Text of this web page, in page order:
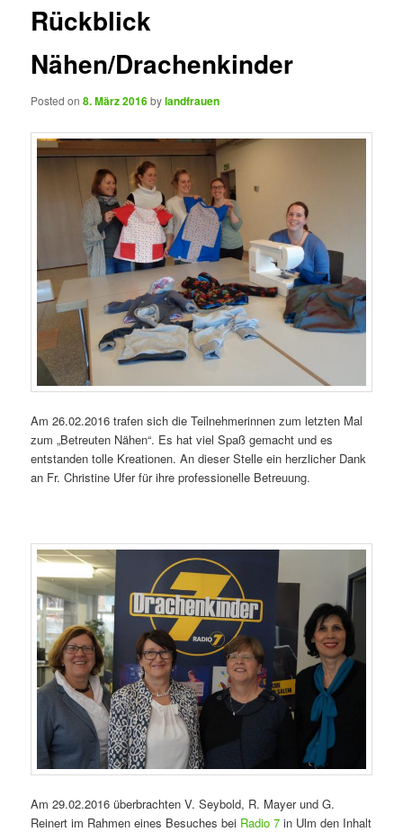
Rückblick
Nähen/Drachenkinder
Posted on8. März 2016bylandfrauen
Am 26.02.2016 trafen sich die Teilnehmerinnen zum letzten Mal
zum „Betreuten Nähen“. Es hat viel Spaß gemacht und es
entstanden tolle Kreationen. An dieser Stelle ein herzlicher Dank
an Fr. Christine Ufer für ihre professionelle Betreuung.
Am 29.02.2016 überbrachten V. Seybold, R. Mayer und G.
Reinert im Rahmen eines Besuches bei Radio 7 in Ulm den Inhalt